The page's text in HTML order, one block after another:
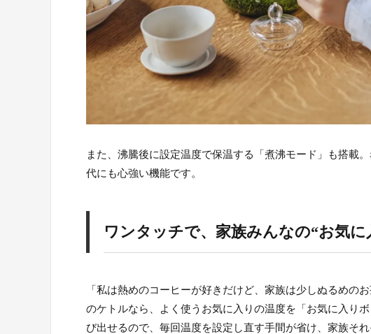
また、沸騰後に設定温度で保温する「煮沸モード」も搭載
代にも心強い機能です。
ワンタッチで、家族みんなの“お気に
「私は熱めのコーヒーが好きだけど、家族は少しぬるめの
のケトルなら、よく使うお気に入りの温度を「お気に入り
び出せるので、毎回温度を設定し直す手間が省け、家族そ